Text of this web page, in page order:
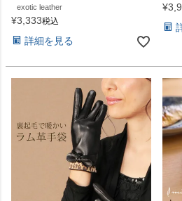
exotic leather
¥3,333税込
詳細を見る
¥